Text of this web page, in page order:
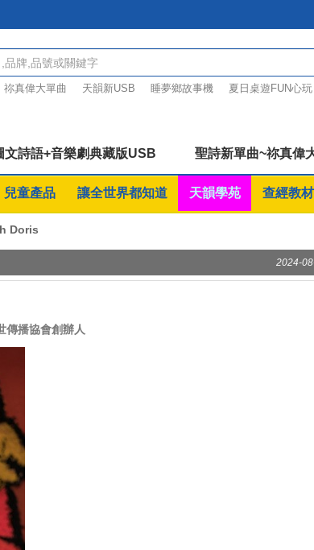
祢真偉大單曲 天韻新USB 睡夢鄉故事機 夏日桌遊FUN心
文詩語+音樂劇典藏版USB 聖詩新單曲~祢真偉
兒童產品 讓全世界都知道 天韻學苑 查經教材
Doris
2024-
傳播協會創辦人